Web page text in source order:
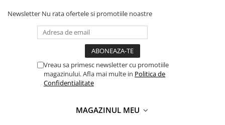
Newsletter Nu rata ofertele si promotiile noastre
Vreau sa primesc newsletter cu promotiile
magazinului. Afla mai multe in Politica de
Confidentialitate
MAGAZINUL MEU